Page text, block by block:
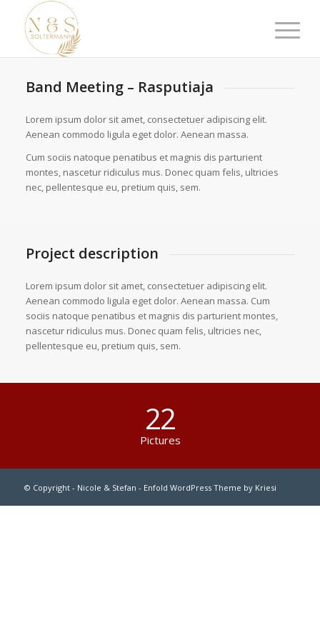
Band Meeting – Rasputiaja
Lorem ipsum dolor sit amet, consectetuer adipiscing elit.
Aenean commodo ligula eget dolor. Aenean massa.
Cum sociis natoque penatibus et magnis dis parturient
montes, nascetur ridiculus mus. Donec quam felis, ultricies
nec, pellentesque eu, pretium quis, sem.
Project description
Lorem ipsum dolor sit amet, consectetuer adipiscing elit.
Aenean commodo ligula eget dolor. Aenean massa. Cum
sociis natoque penatibus et magnis dis parturient montes,
nascetur ridiculus mus. Donec quam felis, ultricies nec,
pellentesque eu, pretium quis, sem.
22
Pictures
© Copyright - Nicole & Stefan - Enfold WordPress Theme by Kriesi